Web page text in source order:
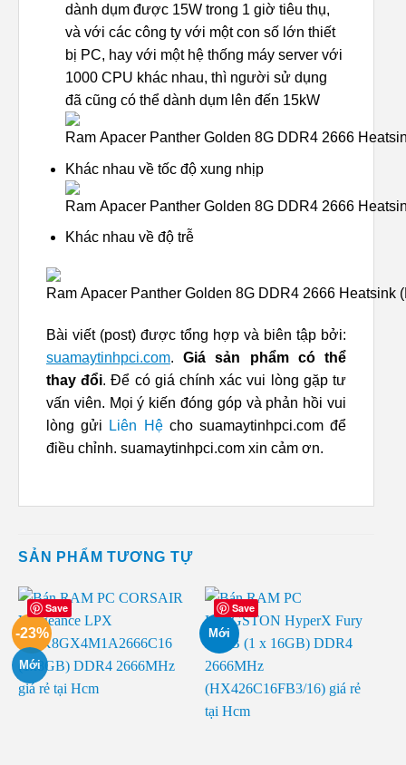
dành dụm được 15W trong 1 giờ tiêu thụ,
và với các công ty với một con số lớn thiết
bị PC, hay với một hệ thống máy server với
1000 CPU khác nhau, thì người sử dụng
đã cũng có thể dành dụm lên đến 15kW
Khác nhau về tốc độ xung nhịp
Khác nhau về độ trễ
Bài viết (post) được tổng hợp và biên tập bởi:
suamaytinhpci.com.Giá sản phẩm có thể
thay đổi. Để có giá chính xác vui lòng gặp tư
vấn viên. Mọi ý kiến đóng góp và phản hồi vui
lòng gửi
Liên Hệcho suamaytinhpci.com để
điều chỉnh. suamaytinhpci.com xin cảm ơn.
SẢN PHẨM TƯƠNG TỰ
Save
-23%
Mới
Save
Mới